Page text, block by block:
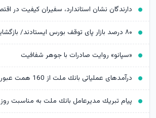
دارندگان نشان استاندارد، سفیران کیفیت در
۸۰ درصد بازار پای توقف بورس ایستادند/ بازگشایی فراتر از انتظار بود
«سپانو» روایت صادرات با جوهر شفافیت
پیام تبریك مدیرعامل بانك ملت به مناسبت روز